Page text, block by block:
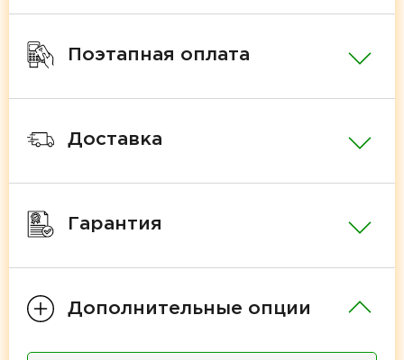
Поэтапная оплата
Доставка
Гарантия
Дополнительные опции